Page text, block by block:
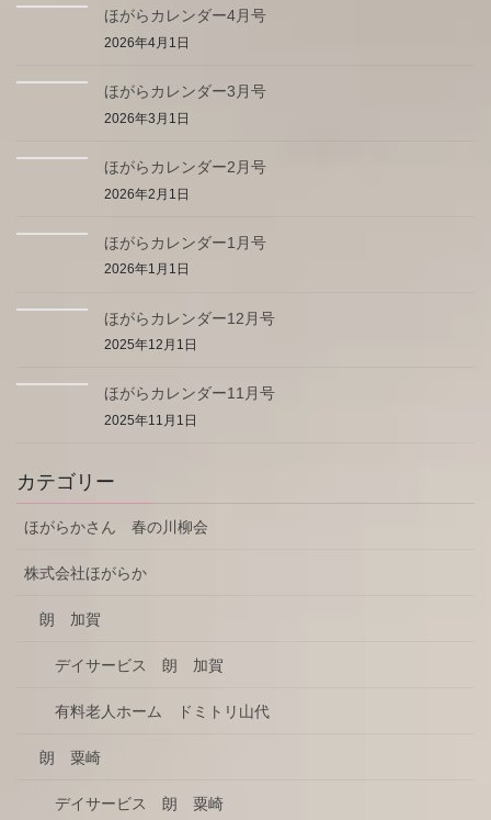
ほがらカレンダー4月号
2026年4月1日
ほがらカレンダー3月号
2026年3月1日
ほがらカレンダー2月号
2026年2月1日
ほがらカレンダー1月号
2026年1月1日
ほがらカレンダー12月号
2025年12月1日
ほがらカレンダー11月号
2025年11月1日
カテゴリー
ほがらかさん 春の川柳会
株式会社ほがらか
朗 加賀
デイサービス 朗 加賀
有料老人ホーム ドミトリ山代
朗 粟崎
デイサービス 朗 粟崎